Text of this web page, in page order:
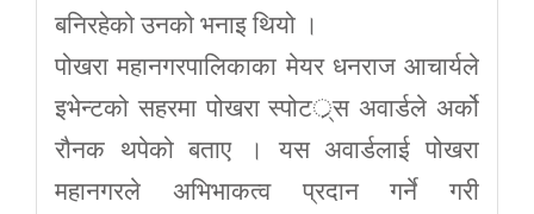
बनिरहेको उनको भनाइ थियो ।
पोखरा महानगरपालिकाका मेयर धनराज आचार्यले
इभेन्टको सहरमा पोखरा स्पोटर््स अवार्डले अर्को
रौनक थपेको बताए । यस अवार्डलाई पोखरा
महानगरले अभिभाकत्व प्रदान गर्ने गरी